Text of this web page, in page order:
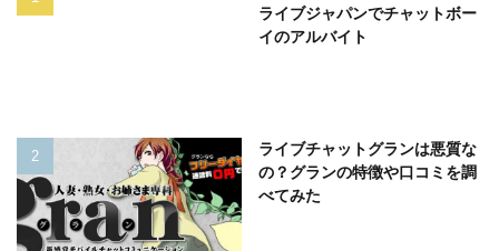
ライブジャパンでチャットボー
イのアルバイト
ライブチャットグランは悪質な
の？グランの特徴や口コミを調
べてみた